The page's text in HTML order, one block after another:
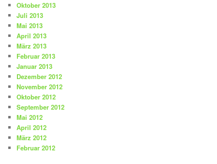
Oktober 2013
Juli 2013
Mai 2013
April 2013
März 2013
Februar 2013
Januar 2013
Dezember 2012
November 2012
Oktober 2012
September 2012
Mai 2012
April 2012
März 2012
Februar 2012